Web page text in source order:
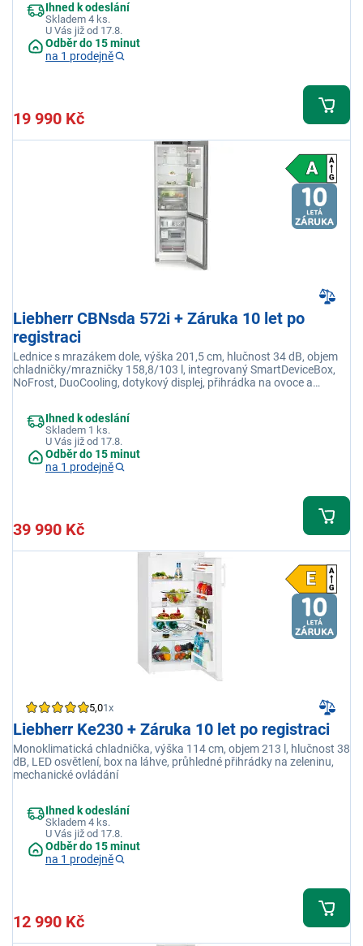
Ihned k odeslání
Skladem 4 ks.
U Vás již od 17.8.
Odběr do 15 minut
na 1 prodejně
19 990 Kč
Liebherr CBNsda 572i + Záruka 10 let po
registraci
Lednice s mrazákem dole, výška 201,5 cm, hlučnost 34 dB, objem
chladničky/mrazničky 158,8/103 l, integrovaný SmartDeviceBox,
NoFrost, DuoCooling, dotykový displej, přihrádka na ovoce a
Ihned k odeslání
Skladem 1 ks.
U Vás již od 17.8.
Odběr do 15 minut
na 1 prodejně
39 990 Kč
5,01x
Liebherr Ke230 + Záruka 10 let po registraci
Monoklimatická chladnička, výška 114 cm, objem 213 l, hlučnost 38
dB, LED osvětlení, box na láhve, průhledné přihrádky na zeleninu,
mechanické ovládání
Ihned k odeslání
Skladem 4 ks.
U Vás již od 17.8.
Odběr do 15 minut
na 1 prodejně
12 990 Kč